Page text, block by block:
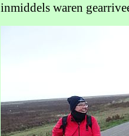
inmiddels waren